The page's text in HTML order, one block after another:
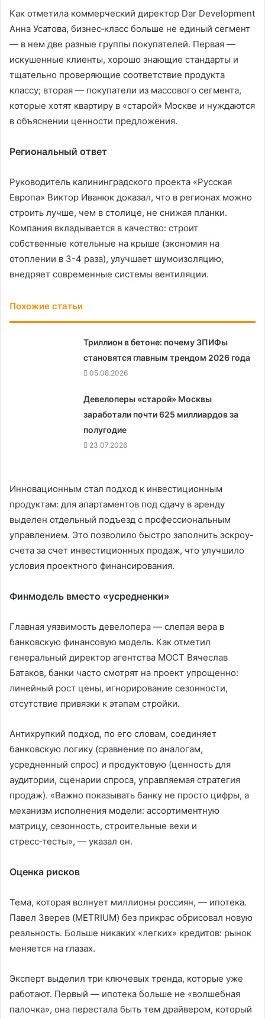
Как отметила коммерческий директор Dar Development
Анна Усатова, бизнес‑класс больше не единый сегмент
— в нем две разные группы покупателей. Первая —
искушенные клиенты, хорошо знающие стандарты и
тщательно проверяющие соответствие продукта
классу; вторая — покупатели из массового сегмента,
которые хотят квартиру в «старой» Москве и нуждаются
в объяснении ценности предложения.
Региональный ответ
Руководитель калининградского проекта «Русская
Европа» Виктор Иванюк доказал, что в регионах можно
строить лучше, чем в столице, не снижая планки.
Компания вкладывается в качество: строит
собственные котельные на крыше (экономия на
отоплении в 3-4 раза), улучшает шумоизоляцию,
внедряет современные системы вентиляции.
Похожие статьи
Триллион в бетоне: почему ЗПИФы
становятся главным трендом 2026 года
05.08.2026
Девелоперы «старой» Москвы
заработали почти 625 миллиардов за
полугодие
23.07.2026
Инновационным стал подход к инвестиционным
продуктам: для апартаментов под сдачу в аренду
выделен отдельный подъезд с профессиональным
управлением. Это позволило быстро заполнить эскроу-
счета за счет инвестиционных продаж, что улучшило
условия проектного финансирования.
Финмодель вместо «усредненки»
Главная уязвимость девелопера — слепая вера в
банковскую финансовую модель. Как отметил
генеральный директор агентства МОСТ Вячеслав
Батаков, банки часто смотрят на проект упрощенно:
линейный рост цены, игнорирование сезонности,
отсутствие привязки к этапам стройки.
Антихрупкий подход, по его словам, соединяет
банковскую логику (сравнение по аналогам,
усредненный спрос) и продуктовую (ценность для
аудитории, сценарии спроса, управляемая стратегия
продаж). «Важно показывать банку не просто цифры, а
механизм исполнения модели: ассортиментную
матрицу, сезонность, строительные вехи и
стресс‑тесты», — указал он.
Оценка рисков
Тема, которая волнует миллионы россиян, — ипотека.
Павел Зверев (METRIUM) без прикрас обрисовал новую
реальность. Больше никаких «легких» кредитов: рынок
меняется на глазах.
Эксперт выделил три ключевых тренда, которые уже
работают. Первый — ипотека больше не «волшебная
палочка», она перестала быть тем драйвером, который